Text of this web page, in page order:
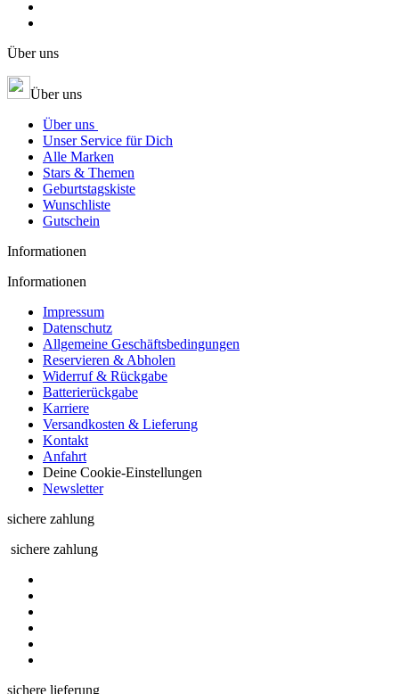
Über uns
Über uns
Über uns
Unser Service für Dich
Alle Marken
Stars & Themen
Geburtstagskiste
Wunschliste
Gutschein
Informationen
Informationen
Impressum
Datenschutz
Allgemeine Geschäftsbedingungen
Reservieren & Abholen
Widerruf & Rückgabe
Batterierückgabe
Karriere
Versandkosten & Lieferung
Kontakt
Anfahrt
Deine Cookie-Einstellungen
Newsletter
sichere zahlung
sichere zahlung
sichere lieferung